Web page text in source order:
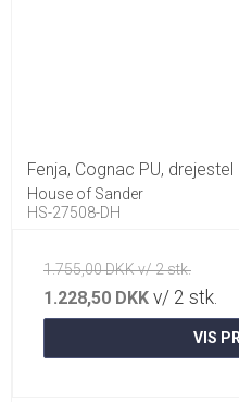
Fenja, Cognac PU, drejestel
House of Sander
HS-27508-DH
1.755,00 DKK v/ 2 stk.
1.228,50 DKK v/ 2 stk.
VIS